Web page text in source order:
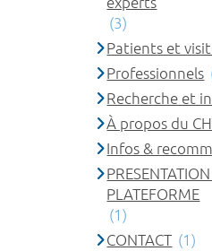
(3)
Patients et
Professionnels
Recherche et
À propos du
Infos &
PLATEFORME
(1)
CONTACT (1)